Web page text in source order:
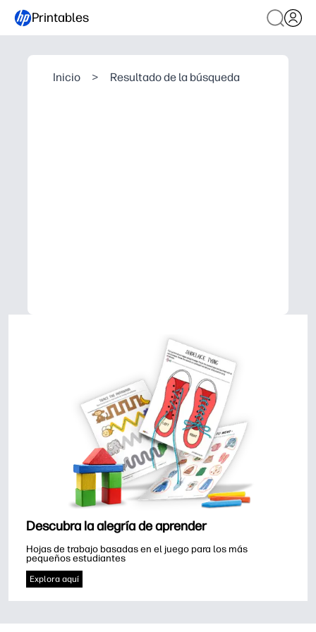
Printables
Inicio > Resultado de la búsqueda
Descubra la alegría de aprender
Hojas de trabajo basadas en el juego para los más
pequeños estudiantes
Explora aquí